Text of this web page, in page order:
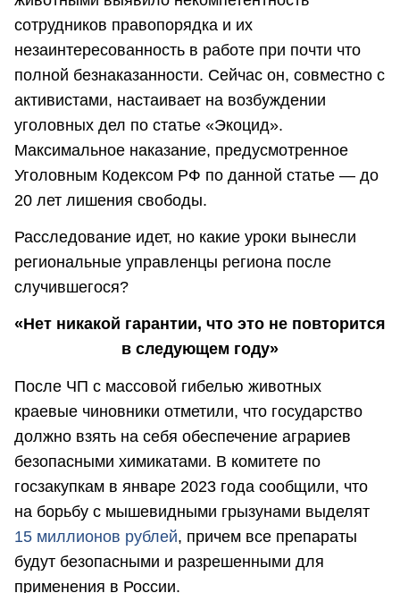
сотрудников правопорядка и их
незаинтересованность в работе при почти что
полной безнаказанности. Сейчас он, совместно с
активистами, настаивает на возбуждении
уголовных дел по статье «Экоцид».
Максимальное наказание, предусмотренное
Уголовным Кодексом РФ по данной статье — до
20 лет лишения свободы.
Расследование идет, но какие уроки вынесли
региональные управленцы региона после
случившегося?
«Нет никакой гарантии, что это не повторится
в следующем году»
После ЧП с массовой гибелью животных
краевые чиновники отметили, что государство
должно взять на себя обеспечение аграриев
безопасными химикатами. В комитете по
госзакупкам в январе 2023 года сообщили, что
на борьбу с мышевидными грызунами выделят
15 миллионов рублей, причем все препараты
будут безопасными и разрешенными для
применения в России.